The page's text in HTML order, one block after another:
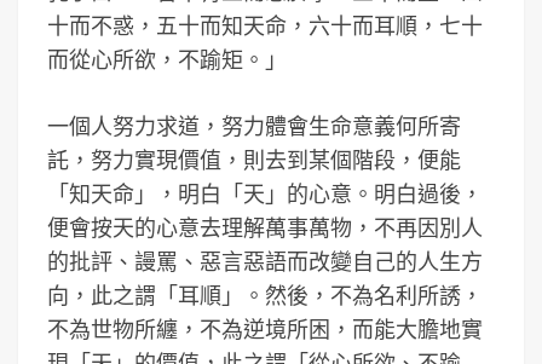
十而不惑，五十而知天命，六十而耳順，七十
而從心所欲，不踰矩。」
一個人努力求道，努力體會生命意義何所寄
託，努力實現價值，則去到某個階段，便能
「知天命」，明白「天」的心意。明白過後，
便會按天的心意去理解萬事萬物，不再因別人
的批評、謾罵、惡言惡語而改變自己的人生方
向，此之謂「耳順」。然後，不為名利所誘，
不為世物所纏，不為逆境所困，而能大膽地實